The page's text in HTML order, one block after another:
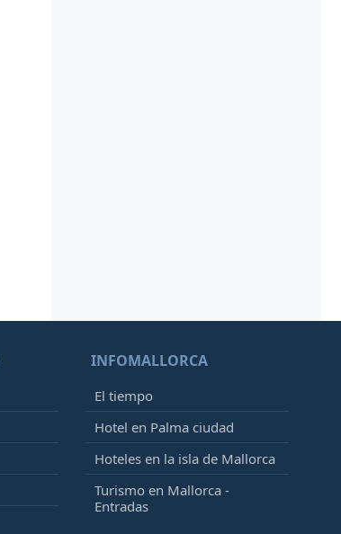
INFOMALLORCA
El tiempo
Hotel en Palma ciudad
Hoteles en la isla de Mallorca
Turismo en Mallorca -
Entradas